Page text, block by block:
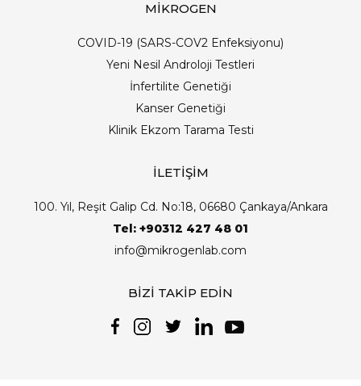
MİKROGEN
COVID-19 (SARS-COV2 Enfeksiyonu)
Yeni Nesil Androloji Testleri
İnfertilite Genetiği
Kanser Genetiği
Klinik Ekzom Tarama Testi
İLETİŞİM
100. Yıl, Reşit Galip Cd. No:18, 06680 Çankaya/Ankara
Tel: +90312 427 48 01
info@mikrogenlab.com
BİZİ TAKİP EDİN